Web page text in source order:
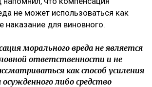
не может использоваться как
наказание для виновного.
морального вреда не является
ответственности и не
как способ усиления
осужденного либо средство